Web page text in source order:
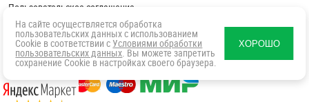
Пользовательское соглашение
Политика в отношении обработки персональных данных
Согласие посетителя сайта на обработку персональных данны
На сайте осуществляется обработка
пользовательских данных с использованием
Cookie в соответствии с Условиями обработки
пользовательских данных. Вы можете запретить
сохранение Cookie в настройках своего браузера.
ХОРОШО